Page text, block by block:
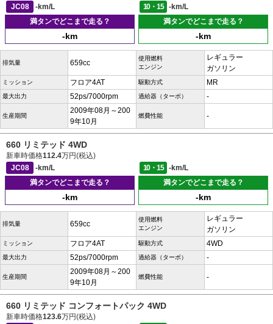
JC08
-km/L 10・15
-km/L
満タンでどこまで走る？
-km
満タンでどこまで走る？
-km
排気量 659cc
使用燃料
エンジン
レギュラー
ガソリン
ミッション フロア4AT 駆動方式 MR
最大出力 52ps/7000rpm 過給器（ターボ） -
生産期間
2009年08月～200
9年10月
燃費性能 -
660 リミテッド 4WD
新車時価格112.4万円(税込)
JC08
-km/L 10・15
-km/L
満タンでどこまで走る？
-km
満タンでどこまで走る？
-km
排気量 659cc
使用燃料
エンジン
レギュラー
ガソリン
ミッション フロア4AT 駆動方式 4WD
最大出力 52ps/7000rpm 過給器（ターボ） -
生産期間
2009年08月～200
9年10月
燃費性能 -
660 リミテッド コンフォートパック 4WD
新車時価格123.6万円(税込)